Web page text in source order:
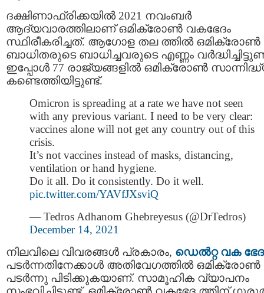
ദക്ഷിണാഫ്രിക്കയില്‍ 2021 നവംബര്‍
ആദ്യവാരത്തിലാണ് ഒമിക്രോണ്‍ വകഭേദം
സ്ഥിരീകരിച്ചത്. ആഗോള തല ത്തിൽ ഒമിക്രോണ്‍
ബാധിതരുടെ ബാധിച്ചവരുടെ എണ്ണം
ഇപ്പോൾ 77 രാജ്യങ്ങളിൽ ഒമിക്രോൺ
കണ്ടെത്തിയിട്ടുണ്ട്.
Omicron is spreading at a rate we have not seen
with any previous variant. I need to be very clear:
vaccines alone will not get any country out of this
crisis.
It’s not vaccines instead of masks, distancing,
ventilation or hand hygiene.
Do it all. Do it consistently. Do it well.
pic.twitter.com/YAVfJXsviQ
— Tedros Adhanom Ghebreyesus (@DrTedros)
December 14, 2021
നിലവിലെ വിവരങ്ങൾ പ്രകാരം, ഡെൽറ്റ വക
പടര്‍ന്നതിനേക്കാള്‍ അതിവേഗത്തിൽ ഒമിക്രോൺ
പടർന്നു പിടിക്കുകയാണ്. സാമൂഹിക വ്യാപനം